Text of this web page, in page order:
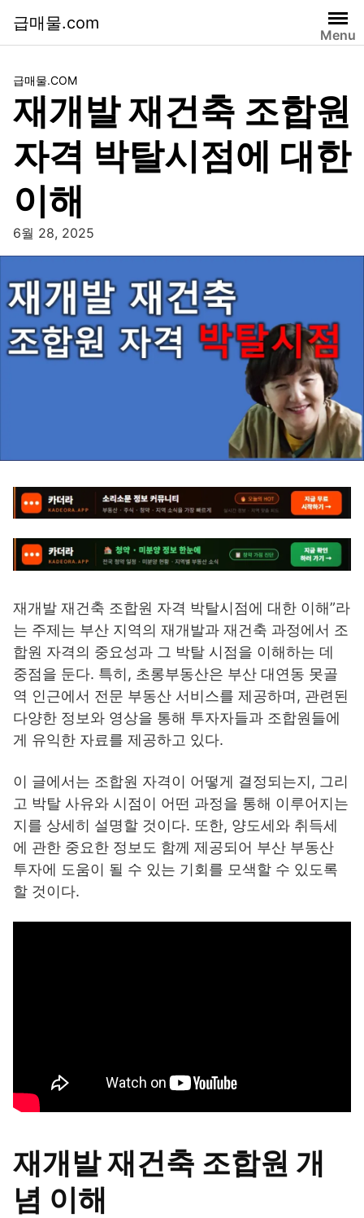
급매물.com
Menu
급매물.COM
재개발 재건축 조합원
자격 박탈시점에 대한
이해
6월 28, 2025
재개발 재건축 조합원 자격 박탈시점에 대한 이해”라
는 주제는 부산 지역의 재개발과 재건축 과정에서 조
합원 자격의 중요성과 그 박탈 시점을 이해하는 데
중점을 둔다. 특히, 초롱부동산은 부산 대연동 못골
역 인근에서 전문 부동산 서비스를 제공하며, 관련된
다양한 정보와 영상을 통해 투자자들과 조합원들에
게 유익한 자료를 제공하고 있다.
이 글에서는 조합원 자격이 어떻게 결정되는지, 그리
고 박탈 사유와 시점이 어떤 과정을 통해 이루어지는
지를 상세히 설명할 것이다. 또한, 양도세와 취득세
에 관한 중요한 정보도 함께 제공되어 부산 부동산
투자에 도움이 될 수 있는 기회를 모색할 수 있도록
할 것이다.
재개발 재건축 조합원 개
념 이해